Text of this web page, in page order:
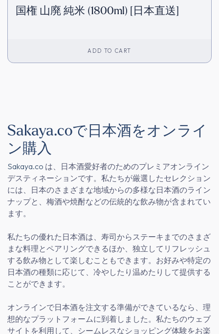
国権 山廃 純米 (1800ml) [日本直送]
ADD TO CART
Sakaya.coで日本酒をオンライ
ン購入
Sakaya.co は、日本酒愛好者のためのプレミアオンライン
デスティネーションです。私たちが厳選したセレクション
には、日本のさまざまな地域からの多様な日本酒のライン
ナップと、梅酒や焼酎などの伝統的な飲み物が含まれてい
ます。
私たちの優れた日本酒は、寿司からステーキまでのさまざ
まな料理とペアリングできるほか、独立してリフレッシュ
する飲み物として楽しむこともできます。お好みや特定の
日本酒の種類に応じて、冷やしたり温めたりして提供する
ことができます。
オンラインで日本酒を注文する準備ができているなら、理
想的なプラットフォームに到着しました。私たちのウェブ
サイトを利用して、シームレスなショッピング体験をお楽